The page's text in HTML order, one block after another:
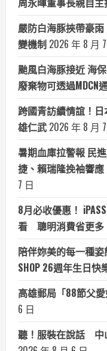
嚴防白海豚挾帶豪
變機制 2026 年 8 月
颱風白海豚接近 海
廢棄物可透過MDCN
跨國青訪續情誼！
雄仁武 2026 年 8 月
暑期血庫拉警報 民
捷、賴瑞隆挽袖響
7 日
8月必收優惠！
看 聰明消費省更多
陪伴妳美的每一種姿
SHOP 26週年生日快
高雄郵局「88節父
6 日
聽！服裝在說話 中